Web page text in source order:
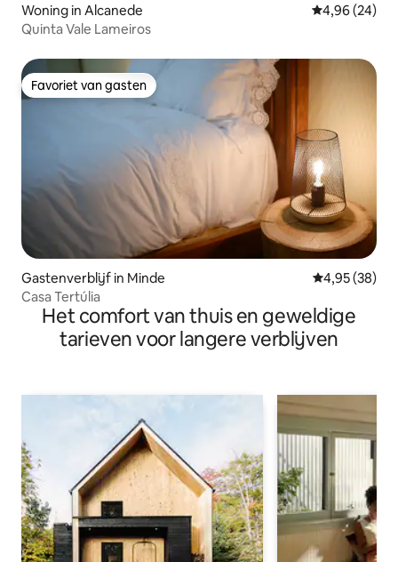
Woning in Alcanede Gemiddelde
4,96 (24)
Quinta Vale Lameiros
Favoriet van gasten
Favoriet van gasten
Gastenverblijf in Minde Gemiddelde
4,95 (38)
Casa Tertúlia
Het comfort van thuis en geweldige
tarieven voor langere verblijven